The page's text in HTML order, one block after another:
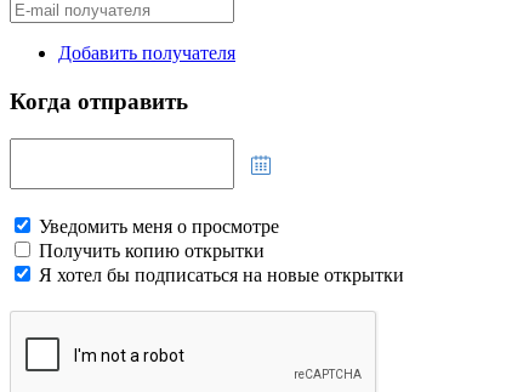
Добавить получателя
Когда отправить
Уведомить меня о просмотре
Получить копию открытки
Я хотел бы подписаться на новые открытки